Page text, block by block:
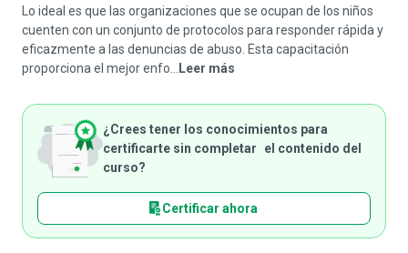
Lo ideal es que las organizaciones que se ocupan de los niños
cuenten con un conjunto de protocolos para responder rápida y
eficazmente a las denuncias de abuso. Esta capacitación
proporciona el mejor enfo...
Leer más
¿Crees tener los conocimientos para
certificarte sin completar el contenido del
curso?
Certificar ahora